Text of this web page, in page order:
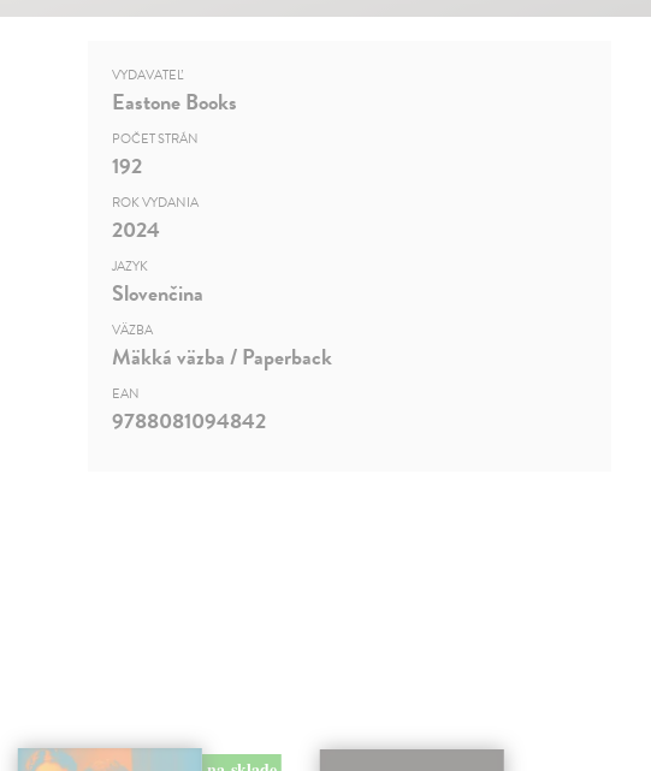
VYDAVATEĽ
Eastone Books
POČET STRÁN
192
ROK VYDANIA
2024
JAZYK
Slovenčina
VÄZBA
Mäkká väzba / Paperback
EAN
9788081094842